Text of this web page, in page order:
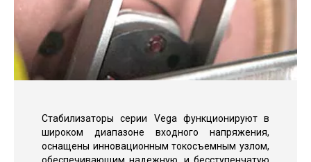
Стабилизаторы серии Vega функционируют в
широком диапазоне входного напряжения,
оснащены инновационным токосъемным узлом,
обеспечивающим надежную, и бесступенчатую